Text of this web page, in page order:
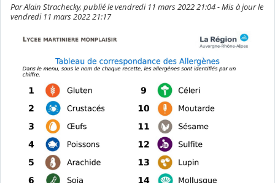
Par Alain Strachecky, publié le vendredi 11 mars 2022 21:04 - Mis à jour le
vendredi 11 mars 2022 21:17